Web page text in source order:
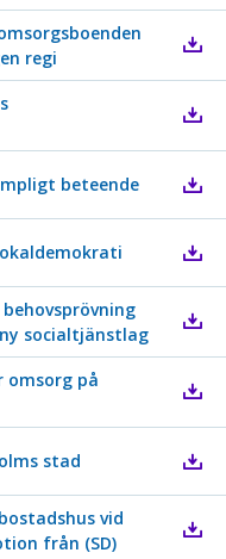
regi
beteende
socialtjänstlag
omsorg på
stad
vid
från (SD)